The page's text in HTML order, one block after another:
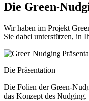
Die Green-
Wir haben im Projekt
Sie dabei unterstützen, in
Die Präsentation
Die Folien der Green-
das Konzept des Nudging.